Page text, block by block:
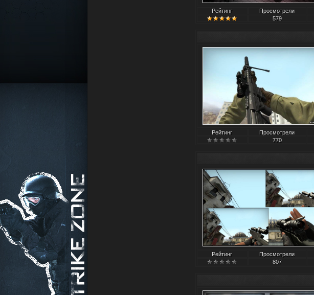
Рейтинг Просмотрели
579
Рейтинг Просмотрели
770
Рейтинг Просмотрели
807